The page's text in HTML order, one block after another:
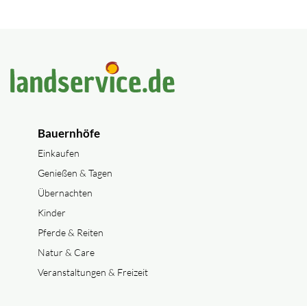
Bauernhöfe
Einkaufen
Genießen & Tagen
Übernachten
Kinder
Pferde & Reiten
Natur & Care
Veranstaltungen & Freizeit